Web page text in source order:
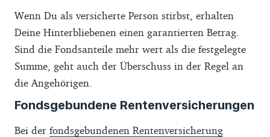
Wenn Du als versicherte Person stirbst, erhalten
Deine Hinterbliebenen einen garantierten Betrag.
Sind die Fondsanteile mehr wert als die festgelegte
Summe, geht auch der Überschuss in der Regel an
die Angehörigen.
Fondsgebundene Rentenversicherungen
Bei der fondsgebundenen Rentenversicherung